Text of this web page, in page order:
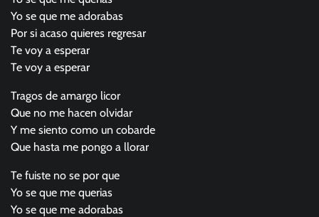
Yo se que me adorabas
Por si acaso quieres regresar
Te voy a esperar
Te voy a esperar
Tragos de amargo licor
Que no me hacen olvidar
Y me siento como un cobarde
Que hasta me pongo a llorar
Te fuiste no se por que
Yo se que me querias
Yo se que me adorabas